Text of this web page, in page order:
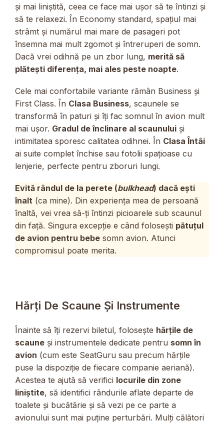
și mai liniștită, ceea ce face mai ușor să te întinzi și
să te relaxezi. În Economy standard, spațiul mai
strâmt și numărul mai mare de pasageri pot
însemna mai mult zgomot și întreruperi de somn.
Dacă vrei odihnă pe un zbor lung, merită să
plătești diferența, mai ales peste noapte.
Cele mai confortabile variante rămân Business și
First Class. În Clasa Business, scaunele se
transformă în paturi și îți fac somnul în avion mult
mai ușor. Gradul de înclinare al scaunului și
intimitatea sporesc calitatea odihnei. În Clasa Întâi
ai suite complet închise sau fotolii spațioase cu
lenjerie, perfecte pentru zboruri lungi.
Evită rândul de la perete (bulkhead) dacă ești
înalt (ca mine). Din experiența mea de persoană
înaltă, vei vrea să-ți întinzi picioarele sub scaunul
din față. Singura excepție e când folosești pătuțul
de avion pentru bebe somn avion. Atunci
compromisul poate merita.
Hărți De Scaune Și Instrumente
Înainte să îți rezervi biletul, folosește hărțile de
scaune și instrumentele dedicate pentru somn în
avion (cum este SeatGuru sau precum hărțile
puse la dispoziție de fiecare companie aeriană).
Acestea te ajută să verifici locurile din zone
liniștite, să identifici rândurile aflate departe de
toalete și bucătărie și să vezi pe ce parte a
avionului sunt mai puține perturbări. Mulți călători